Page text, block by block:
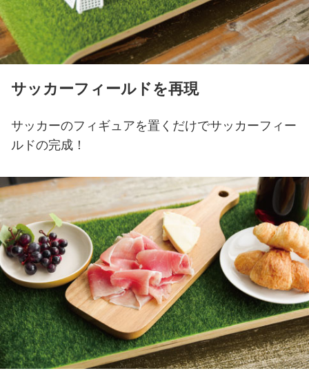
サッカーフィールドを再現
サッカーのフィギュアを置くだけでサッカーフィー
ルドの完成！